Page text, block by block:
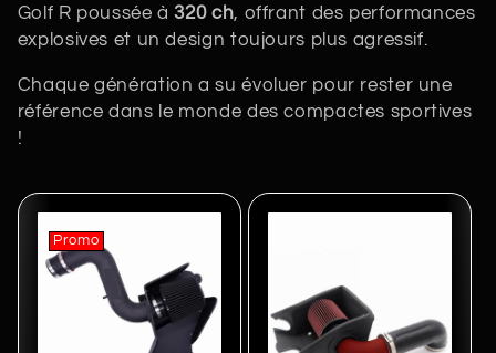
Golf R poussée à320 ch, offrant des performances
explosives et un design toujours plus agressif.
Chaque génération a su évoluer pour rester une
référence dans le monde des compactes sportives
!
Promo